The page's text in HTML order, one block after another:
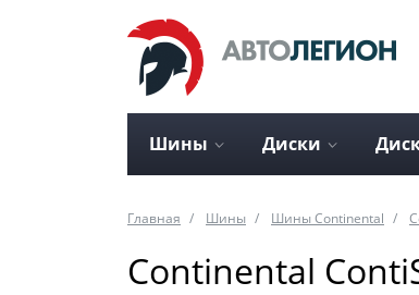
Шины Диски
Главная Шины Шины Continental
Continental